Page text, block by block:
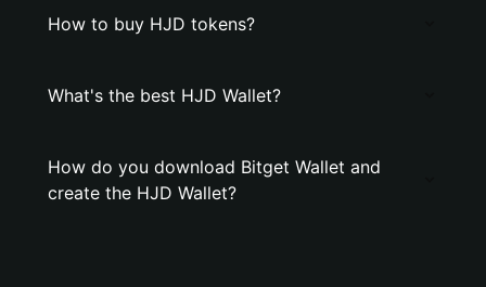
How to buy HJD tokens?
What's the best HJD Wallet?
How do you download Bitget Wallet and
create the HJD Wallet?